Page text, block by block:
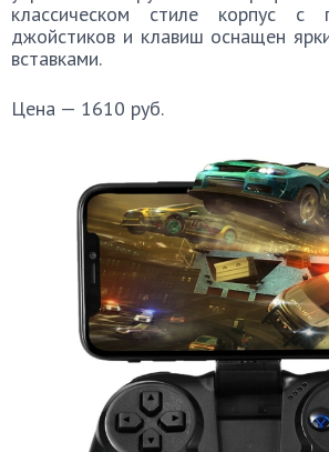
классическом стиле корпус с
джойстиков и клавиш оснащен
вставками.
Цена — 1610 руб.